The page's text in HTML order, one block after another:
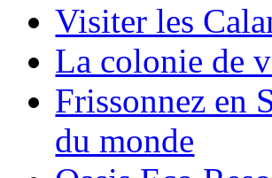
Visiter les
La colonie de
Frissonnez en
du monde